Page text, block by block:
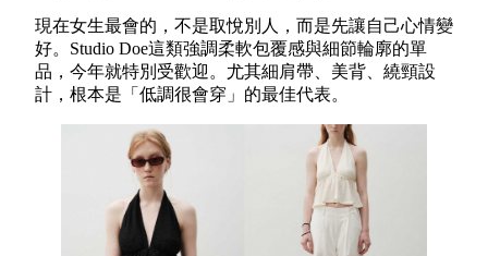
現在女生最會的，不是取悅別人，而是先讓自己心情變
好。Studio Doe這類強調柔軟包覆感與細節輪廓的單
品，今年就特別受歡迎。尤其細肩帶、美背、繞頸設
計，根本是「低調很會穿」的最佳代表。